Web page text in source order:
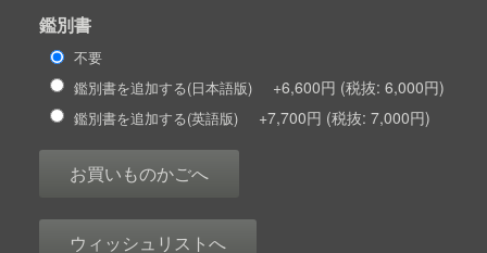
鑑別書
不要
鑑別書を追加する(日本語版)
+6,600円 6,000円
鑑別書を追加する(英語版) +7,700円 7,000円
お買いものかごへ
ウィッシュリストへ